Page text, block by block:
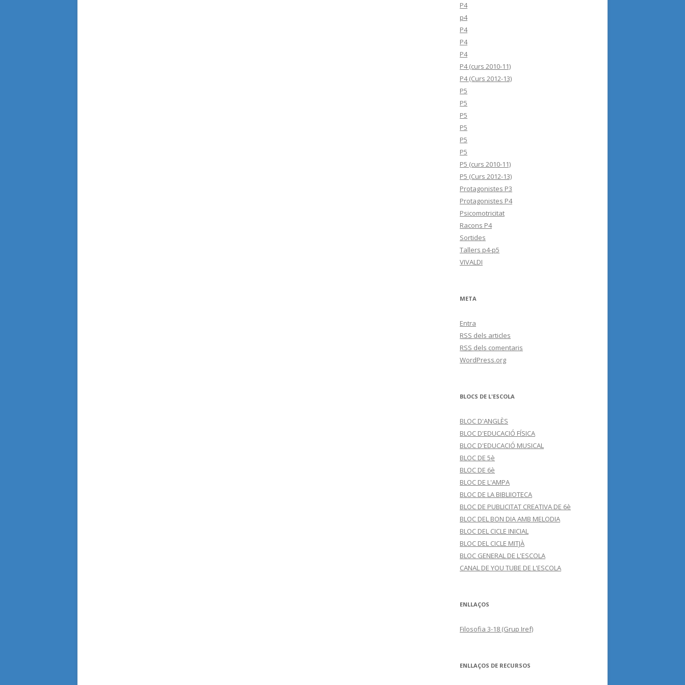
P4
p4
P4
P4
P4
P4 (curs 2010-11)
P4 (Curs 2012-13)
P5
P5
P5
P5
P5
P5
P5 (curs 2010-11)
P5 (Curs 2012-13)
Protagonistes P3
Protagonistes P4
Psicomotricitat
Racons P4
Sortides
Tallers p4-p5
VIVALDI
META
Entra
RSS dels articles
RSS dels comentaris
WordPress.org
BLOCS DE L'ESCOLA
BLOC D'ANGLÈS
BLOC D'EDUCACIÓ FÍSICA
BLOC D'EDUCACIÓ MUSICAL
BLOC DE 5è
BLOC DE 6è
BLOC DE L'AMPA
BLOC DE LA BIBLIIOTECA
BLOC DE PUBLICITAT CREATIVA DE 6è
BLOC DEL BON DIA AMB MELODIA
BLOC DEL CICLE INICIAL
BLOC DEL CICLE MITJÀ
BLOC GENERAL DE L'ESCOLA
CANAL DE YOU TUBE DE L'ESCOLA
ENLLAÇOS
Filosofia 3-18 (Grup Iref)
ENLLAÇOS DE RECURSOS